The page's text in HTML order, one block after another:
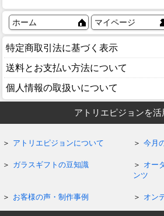
ホーム マイページ
特定商取引法に基づく表示
送料とお支払い方法について
個人情報の取扱いについて
アトリエピジョンを活
アトリエピジョンについて 今月
ガラスギフトの豆知識
オー
ンツ
お客様の声・制作事例 オン